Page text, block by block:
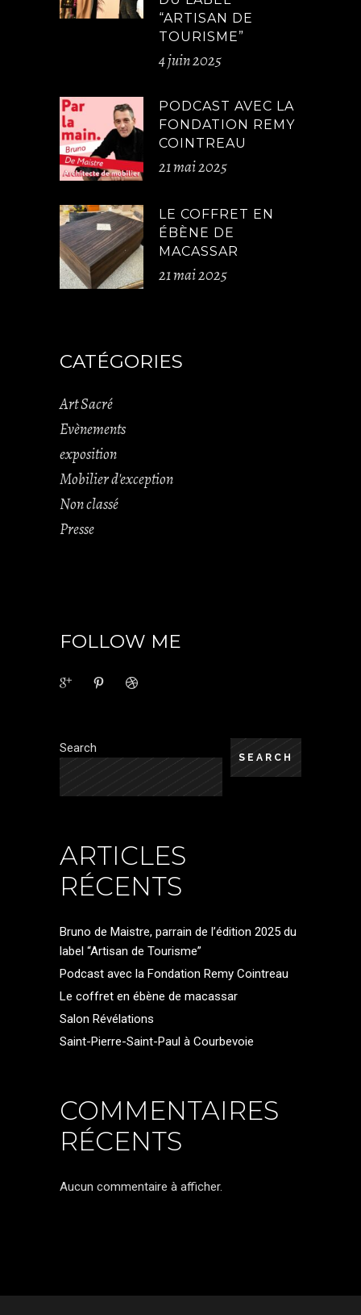
“ARTISAN DE
TOURISME”
4 juin 2025
PODCAST AVEC LA
FONDATION REMY
COINTREAU
21 mai 2025
LE COFFRET EN
ÉBÈNE DE
MACASSAR
21 mai 2025
CATÉGORIES
Art Sacré
Evènements
exposition
Mobilier d'exception
Non classé
Presse
FOLLOW ME
Search
SEARCH
ARTICLES
RÉCENTS
Bruno de Maistre, parrain de l’édition 2025 du
label “Artisan de Tourisme”
Podcast avec la Fondation Remy Cointreau
Le coffret en ébène de macassar
Salon Révélations
Saint-Pierre-Saint-Paul à Courbevoie
COMMENTAIRES
RÉCENTS
Aucun commentaire à afficher.